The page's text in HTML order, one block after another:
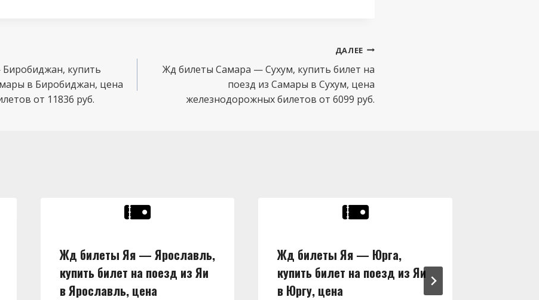
купить
в Биробиджан, цена
от 11836 руб.
ДАЛЕЕ
Жд билеты Самара — Сухум, купить билет на
поезд из Самары в Сухум, цена
железнодорожных билетов от 6099 руб.
Жд билеты Яя — Ярославль,
купить билет на поезд из Яи
в Ярославль, цена
Жд билеты Яя — Юрга,
купить билет на поезд из Яи
в Юргу, цена